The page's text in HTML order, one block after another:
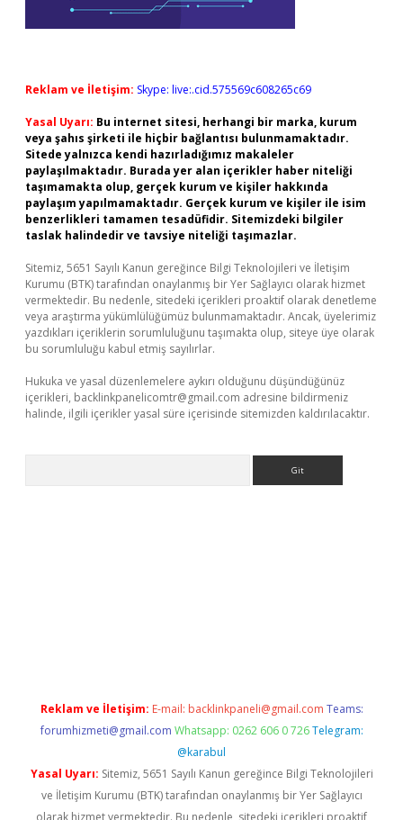
Reklam ve İletişim: Skype: live:.cid.575569c608265c69
Yasal Uyarı: Bu internet sitesi, herhangi bir marka, kurum
veya şahıs şirketi ile hiçbir bağlantısı bulunmamaktadır.
Sitede yalnızca kendi hazırladığımız makaleler
paylaşılmaktadır. Burada yer alan içerikler haber niteliği
taşımamakta olup, gerçek kurum ve kişiler hakkında
paylaşım yapılmamaktadır. Gerçek kurum ve kişiler ile isim
benzerlikleri tamamen tesadüfidir. Sitemizdeki bilgiler
taslak halindedir ve tavsiye niteliği taşımazlar.
Sitemiz, 5651 Sayılı Kanun gereğince Bilgi Teknolojileri ve İletişim
Kurumu (BTK) tarafından onaylanmış bir Yer Sağlayıcı olarak hizmet
vermektedir. Bu nedenle, sitedeki içerikleri proaktif olarak denetleme
veya araştırma yükümlülüğümüz bulunmamaktadır. Ancak, üyelerimiz
yazdıkları içeriklerin sorumluluğunu taşımakta olup, siteye üye olarak
bu sorumluluğu kabul etmiş sayılırlar.
Hukuka ve yasal düzenlemelere aykırı olduğunu düşündüğünüz
içerikleri, backlinkpanelicomtr@gmail.com adresine bildirmeniz
halinde, ilgili içerikler yasal süre içerisinde sitemizden kaldırılacaktır.
Reklam ve İletişim: E-mail: backlinkpaneli@gmail.com Teams:
forumhizmeti@gmail.com Whatsapp: 0262 606 0 726 Telegram:
@karabul
Yasal Uyarı: Sitemiz, 5651 Sayılı Kanun gereğince Bilgi Teknolojileri
ve İletişim Kurumu (BTK) tarafından onaylanmış bir Yer Sağlayıcı
olarak hizmet vermektedir. Bu nedenle, sitedeki içerikleri proaktif